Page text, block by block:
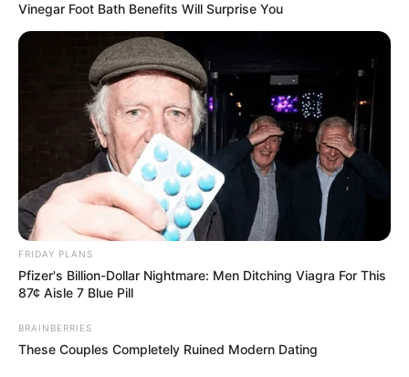
Világ
Információ
Adatvédelmi irányelvek
Általános Szerződési Feltételek
Rólunk
Test Page
Vinegar Foot Bath Benefits Will Surprise You
FRIDAY PLANS
Pfizer's Billion-Dollar Nightmare: Men Ditching Viagra For This
87¢ Aisle 7 Blue Pill
BRAINBERRIES
These Couples Completely Ruined Modern Dating